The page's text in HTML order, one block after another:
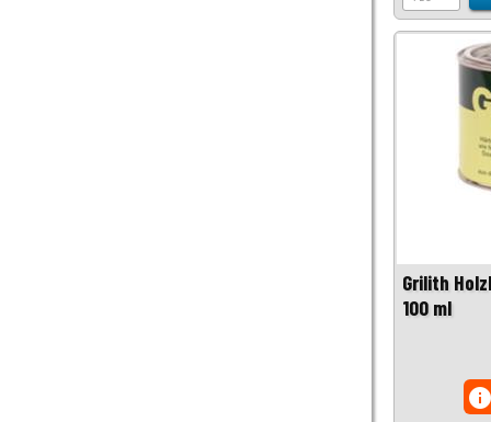
Grilith
100 ml